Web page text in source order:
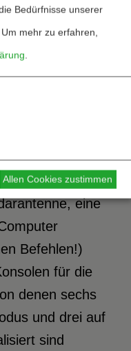
Kontroll- und
Reporting
und
hat, neben
eine
Befehlen!)
für die
denen sechs
und drei auf
sind
Bedürfnisse unserer
Um mehr zu erfahren,
.
Allen Cookies zustimmen